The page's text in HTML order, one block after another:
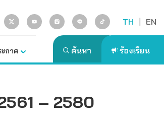
TH | EN
กาศ
– 2580